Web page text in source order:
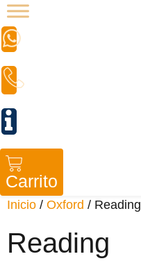
Carrito
Inicio / Oxford / Reading
Reading